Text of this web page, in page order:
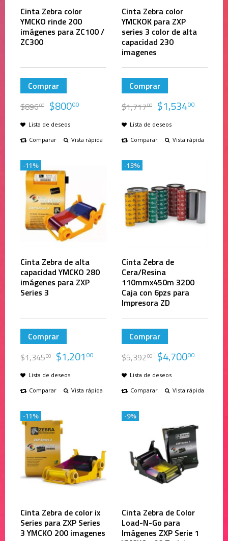
Cinta Zebra color
YMCKO rinde 200
imágenes para ZC100 /
ZC300
Comprar
$89600 $80000
Lista de deseos
Comparar
Vista rápida
Cinta Zebra color
YMCKOK para ZXP
series 3 color de alta
capacidad 230
imagenes
Comprar
$1,71700 $1,53400
Lista de deseos
Comparar
Vista rápida
Cinta Zebra de alta
capacidad YMCKO 280
imágenes para ZXP
Series 3
Comprar
$1,34500 $1,201 00
Lista de deseos
Comparar
Vista rápida
-11%
Cinta Zebra de
Cera/Resina
110mmx450m 3200
Caja con 6pzs para
Impresora ZD
Comprar
$5,39200 $4,70000
Lista de deseos
Comparar
Vista rápida
-13%
Cinta Zebra de color ix
Series para ZXP Series
3 YMCKO 200 imagenes
-11%
Cinta Zebra de Color
Load-N-Go para
Imágenes ZXP Serie 1
-9%